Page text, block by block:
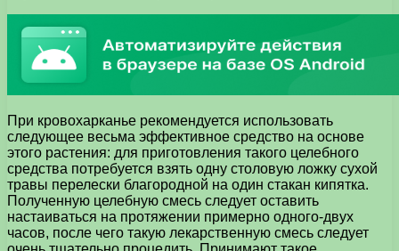
При кровохарканье рекомендуется использовать
следующее весьма эффективное средство на основе
этого растения: для приготовления такого целебного
средства потребуется взять одну столовую ложку сухой
травы перелески благородной на один стакан кипятка.
Полученную целебную смесь следует оставить
настаиваться на протяжении примерно одного-двух
часов, после чего такую лекарственную смесь следует